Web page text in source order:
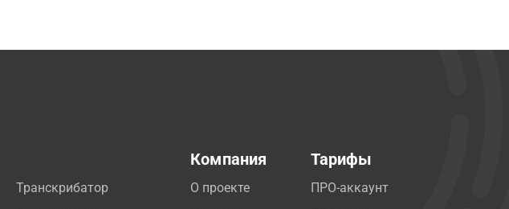
Транскрибатор
Компания
О проекте
Тарифы
ПРО-аккаунт